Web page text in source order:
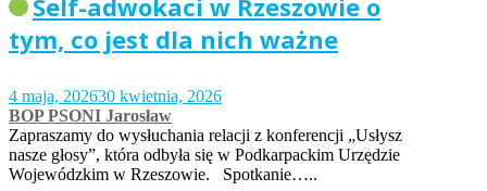
Self-adwokaci w Rzeszowie o
tym, co jest dla nich ważne
4 maja, 202630 kwietnia, 2026
BOP PSONI Jarosław
Zapraszamy do wysłuchania relacji z konferencji „Usłysz
nasze głosy”, która odbyła się w Podkarpackim Urzędzie
Wojewódzkim w Rzeszowie. Spotkanie…..